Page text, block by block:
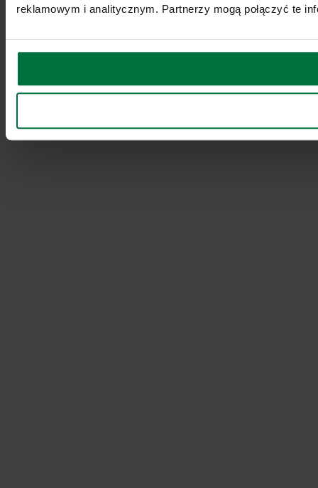
reklamowym i analitycznym. Partnerzy mogą połączyć te